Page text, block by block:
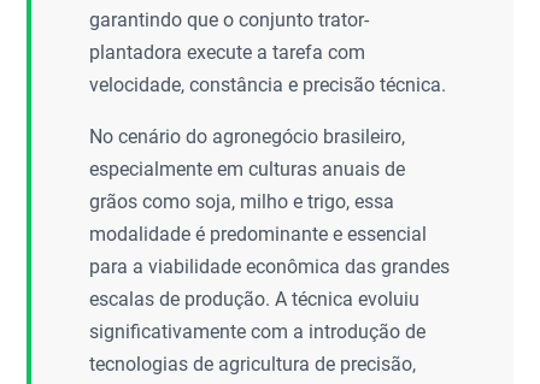
garantindo que o conjunto trator-
plantadora execute a tarefa com
velocidade, constância e precisão técnica.
No cenário do agronegócio brasileiro,
especialmente em culturas anuais de
grãos como soja, milho e trigo, essa
modalidade é predominante e essencial
para a viabilidade econômica das grandes
escalas de produção. A técnica evoluiu
significativamente com a introdução de
tecnologias de agricultura de precisão,